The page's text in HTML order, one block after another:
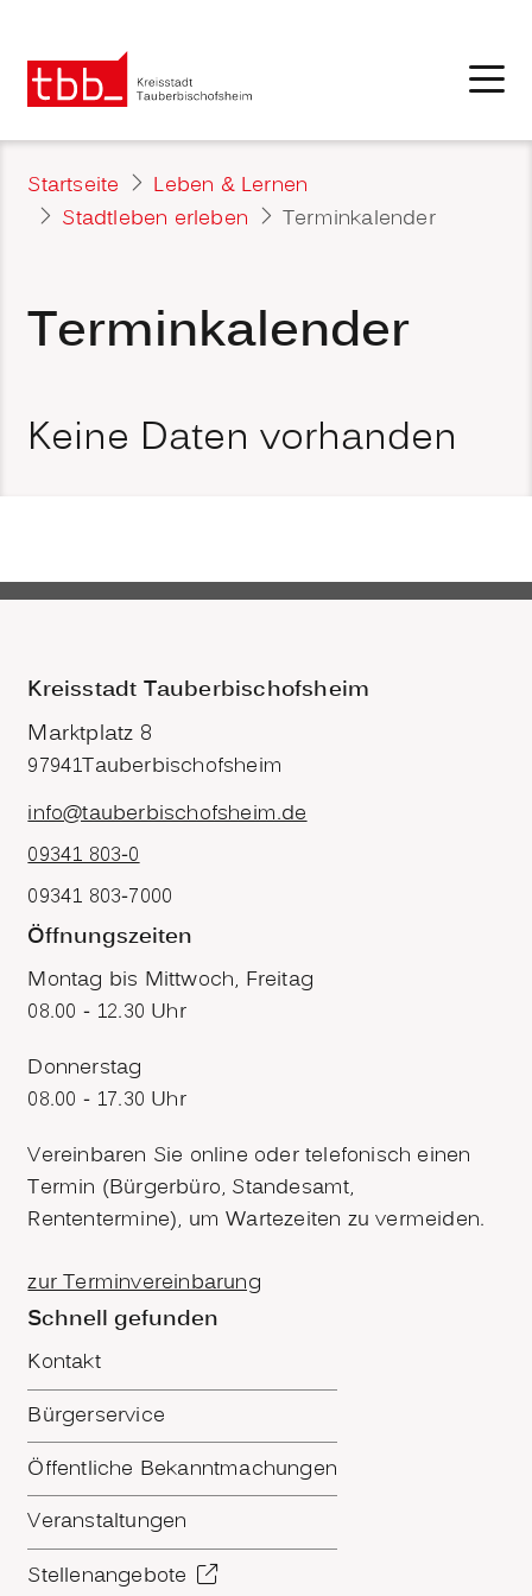
Startseite
Leben & Lernen
Stadtleben erleben
Terminkalender
Terminkalender
Keine Daten vorhanden
Kreisstadt Tauberbischofsheim
Marktplatz 8
97941Tauberbischofsheim
info@tauberbischofsheim.de
09341 803-0
09341 803-7000
Öffnungszeiten
Montag bis Mittwoch, Freitag
08.00 - 12.30 Uhr
Donnerstag
08.00 - 17.30 Uhr
Vereinbaren Sie online oder telefonisch einen
Termin (Bürgerbüro, Standesamt,
Rententermine), um Wartezeiten zu vermeiden.
zur Terminvereinbarung
Schnell gefunden
Kontakt
Bürgerservice
Öffentliche Bekanntmachungen
Veranstaltungen
Stellenangebote